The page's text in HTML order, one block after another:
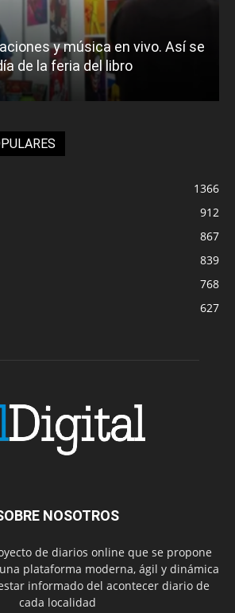
y música en vivo. Así se
de la feria del libro
1366
912
867
839
768
627
NOSOTROS
de diarios online que se propone
plataforma moderna, ágil y dinámica
informado del acontecer diario de
cada localidad